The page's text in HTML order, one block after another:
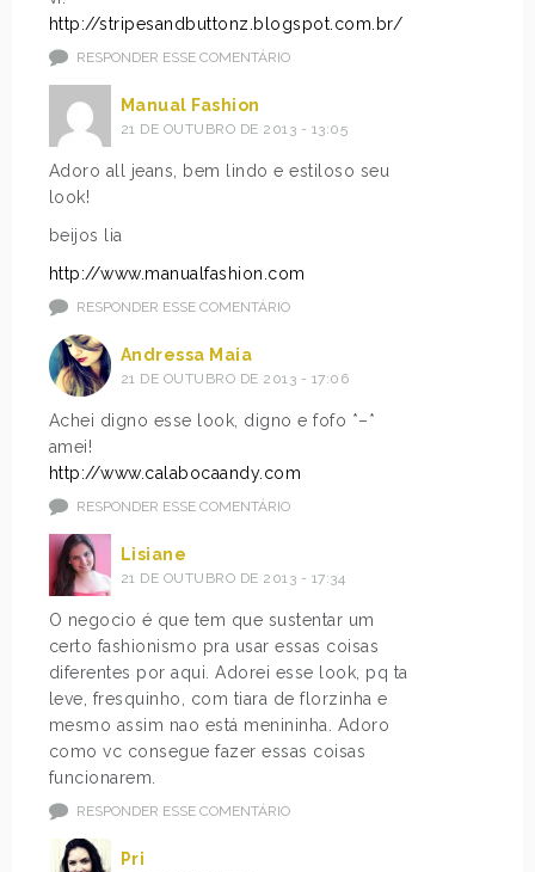
http://stripesandbuttonz.blogspot.com.br/
RESPONDER ESSE COMENTÁRIO
Manual Fashion
21 DE OUTUBRO DE 2013 - 13:05
Adoro all jeans, bem lindo e estiloso seu
look!
beijos lia
http://www.manualfashion.com
RESPONDER ESSE COMENTÁRIO
Andressa Maia
21 DE OUTUBRO DE 2013 - 17:06
Achei digno esse look, digno e fofo *–*
amei!
http://www.calabocaandy.com
RESPONDER ESSE COMENTÁRIO
Lisiane
21 DE OUTUBRO DE 2013 - 17:34
O negocio é que tem que sustentar um
certo fashionismo pra usar essas coisas
diferentes por aqui. Adorei esse look, pq ta
leve, fresquinho, com tiara de florzinha e
mesmo assim nao está menininha. Adoro
como vc consegue fazer essas coisas
funcionarem.
RESPONDER ESSE COMENTÁRIO
Pri